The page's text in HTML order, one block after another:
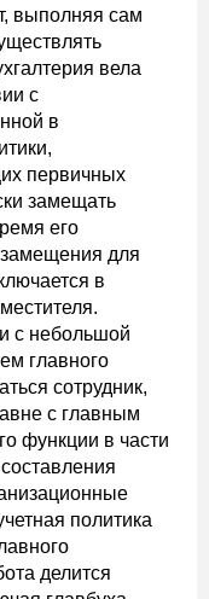
выполняя сам
вела
с
в
первичных
замещать
его
замещения для
в
с небольшой
главного
сотрудник,
с главным
функции в части
политика
делится